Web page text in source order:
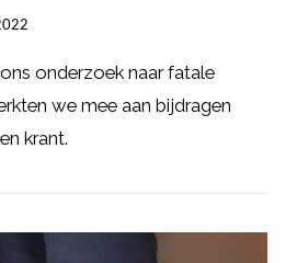
onderzoek naar fatale
we mee aan bijdragen
krant.